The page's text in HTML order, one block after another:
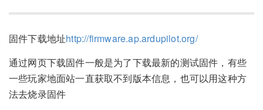
固件下载地址http://firmware.ap.ardupilot.org/
通过网页下载固件一般是为了下载最新的测试固件，有些
一些玩家地面站一直获取不到版本信息，也可以用这种方
法去烧录固件